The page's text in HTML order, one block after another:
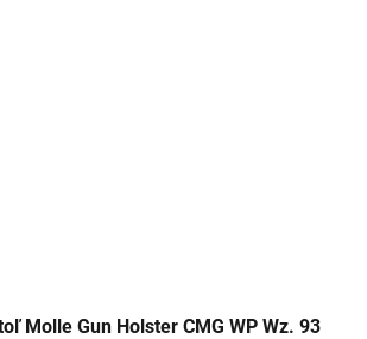
Molle Gun Holster CMG WP Wz. 93